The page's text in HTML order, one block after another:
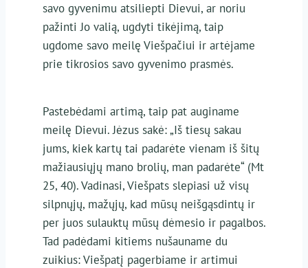
savo gyvenimu atsiliepti Dievui, ar noriu
pažinti Jo valią, ugdyti tikėjimą, taip
ugdome savo meilę Viešpačiui ir artėjame
prie tikrosios savo gyvenimo prasmės.
Pastebėdami artimą, taip pat auginame
meilę Dievui. Jėzus sakė: „Iš tiesų sakau
jums, kiek kartų tai padarėte vienam iš šitų
mažiausiųjų mano brolių, man padarėte“ (Mt
25, 40). Vadinasi, Viešpats slepiasi už visų
silpnųjų, mažųjų, kad mūsų neišgąsdintų ir
per juos sulauktų mūsų dėmesio ir pagalbos.
Tad padėdami kitiems nušauname du
zuikius: Viešpatį pagerbiame ir artimui